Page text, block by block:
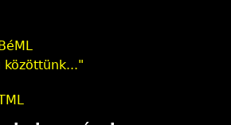
közöttünk..."